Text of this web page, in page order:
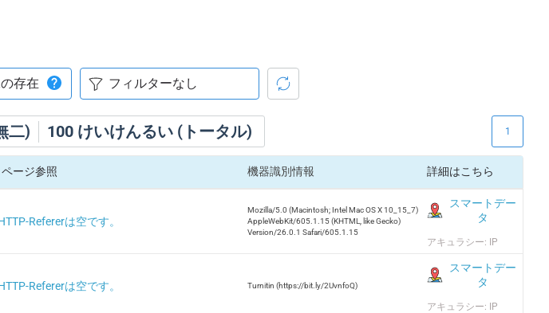
二) 100 けいけんるい (トータル)
存在
1
ページ参照 機器識別情報 詳細はこちら
Refererは空です。
Mozilla/5.0 (Macintosh; Intel Mac OS X 10_15_7)
AppleWebKit/605.1.15 (KHTML, like Gecko)
Version/26.0.1 Safari/605.1.15
スマートデー
タ
アキュラシー: IP
Refererは空です。 Turnitin (https://bit.ly/2UvnfoQ)
スマートデー
タ
アキュラシー: IP